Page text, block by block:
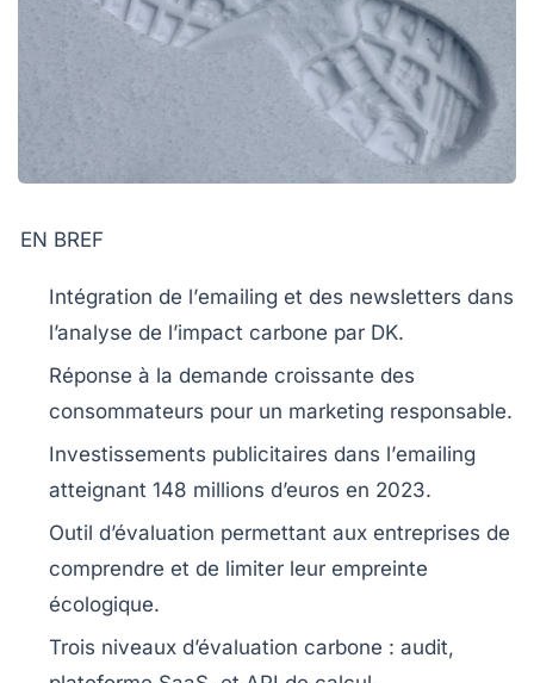
EN BREF
Intégration de l’emailing et des newsletters dans
l’analyse de l’impact carbone par DK.
Réponse à la demande croissante des
consommateurs pour un marketing responsable.
Investissements publicitaires dans l’emailing
atteignant 148 millions d’euros en 2023.
Outil d’évaluation permettant aux entreprises de
comprendre et de limiter leur empreinte
écologique.
Trois niveaux d’évaluation carbone : audit,